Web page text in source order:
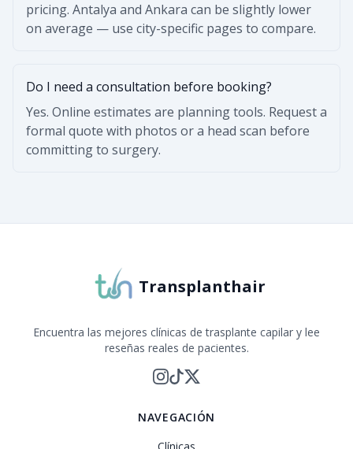
pricing. Antalya and Ankara can be slightly lower
on average — use city-specific pages to compare.
Do I need a consultation before booking?
Yes. Online estimates are planning tools. Request a
formal quote with photos or a head scan before
committing to surgery.
Transplanthair
Encuentra las mejores clínicas de trasplante capilar y lee
reseñas reales de pacientes.
NAVEGACIÓN